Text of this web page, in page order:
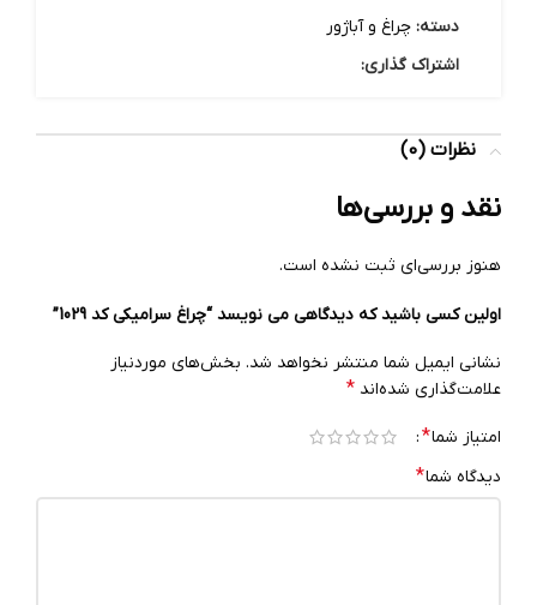
دسته: چراغ و آباژور
اشتراک گذاری:
نظرات (0)
نقد و بررسی‌ها
هنوز بررسی‌ای ثبت نشده است.
اولین کسی باشید که دیدگاهی می نویسد “چراغ سرامیکی کد 1029”
نشانی ایمیل شما منتشر نخواهد شد. بخش‌های موردنیاز
علامت‌گذاری شده‌اند *
امتیاز شما*
دیدگاه شما*